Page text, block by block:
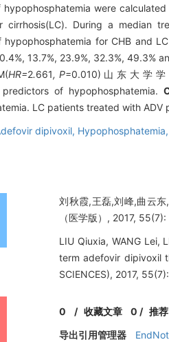
hypophosphatemia were
cirrhosis(LC). During a median
hypophosphatemia for CHB and
13.7%, 23.9%, 32.3%, 49.3%
HR=2.661, P=0.010) 山 东 大 学 学
of hypophosphatemia.
LC patients treated with
dipivoxil, Hypophosphatemia,
刘秋霞,王磊,刘峰,曲云
（医学版）, 2017,
LIU Qiuxia, WANG Lei,
term adefovir dipivoxil
SCIENCES), 2017,
0 /收藏文章 0 / 推荐
导出引用管理器